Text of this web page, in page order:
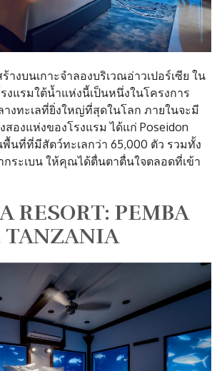
างบนเกาะจำลองบริเวณอ่าวเปอร์เซีย ใน
งแรมใต้น้ำแห่งนี้เป็นหนึ่งในโครงการ
งทะเลที่ยิ่งใหญ่ที่สุดในโลก ภายในจะมี
สองแห่งของโรงแรม ได้แก่ Poseidon
พื้นที่ที่มีสัตว์ทะเลกว่า 65,000 ตัว รวมทั้ง
ระเบน ให้คุณได้ตื่นตาตื่นใจตลอดที่เข้า
RESORT: PEMBA
TANZANIA